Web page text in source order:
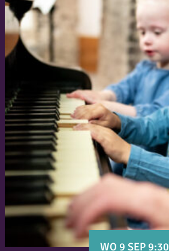
WO 9 SEP 9:30